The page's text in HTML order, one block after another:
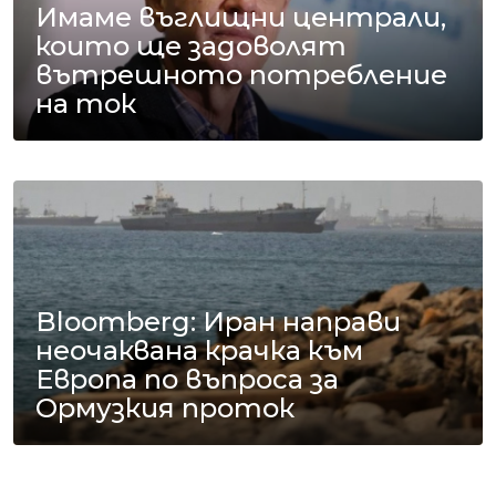
Имаме въглищни централи,
които ще задоволят
вътрешното потребление
на ток
Bloomberg: Иран направи
неочаквана крачка към
Европа по въпроса за
Ормузкия проток